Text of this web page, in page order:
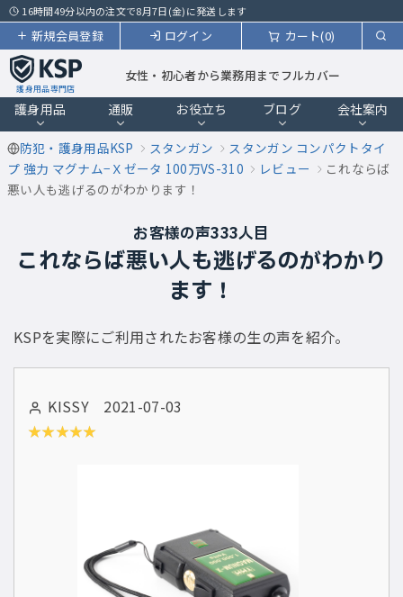
16時間49分以内の注文で8月7日(金)に発送します
カート(0)
ログイン
新規会員登録
護身用品専門店
女性・初心者から業務用までフルカバー
護身用品 通販 お役立ち ブログ 会社案内
防犯・護身用品KSP スタンガン
スタンガン コンパクトタイ
プ 強力 マグナム−Ｘゼータ 100万VS-310
レビュー
これならば
悪い人も逃げるのがわかります！
お客様の声333人目
これならば悪い人も逃げるのがわかり
ます！
KSPを実際にご利用されたお客様の生の声を紹介。
KISSY 2021-07-03